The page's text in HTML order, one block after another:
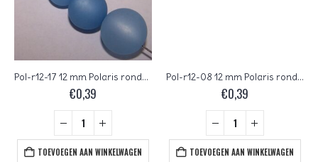
Pol-r12-17 12 mm Polaris ronde kraal, hemelsblauw
€0,39
TOEVOEGEN AAN WINKELWAGEN
Pol-r12-08 12 mm Polaris ronde kraal, pink
€0,39
TOEVOEGEN AAN WINKELWAGEN